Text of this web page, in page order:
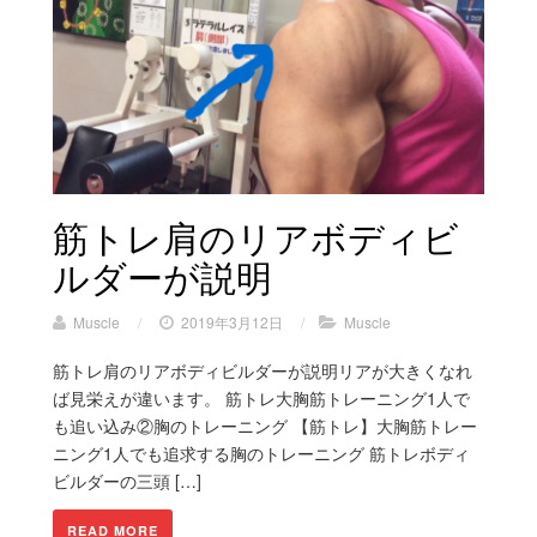
筋トレ肩のリアボディビ
ルダーが説明
Muscle / 2019年3月12日 / Muscle
筋トレ肩のリアボディビルダーが説明リアが大きくなれ
ば見栄えが違います。 筋トレ大胸筋トレーニング1人で
も追い込み②胸のトレーニング 【筋トレ】大胸筋トレー
ニング1人でも追求する胸のトレーニング 筋トレボディ
ビルダーの三頭 […]
READ MORE